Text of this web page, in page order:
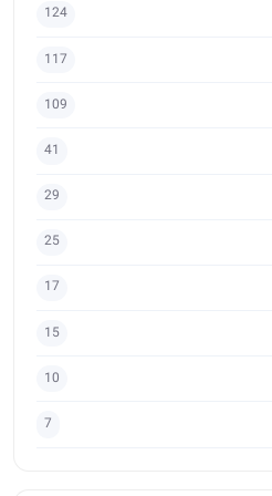
124
117
109
41
29
25
17
15
10
7